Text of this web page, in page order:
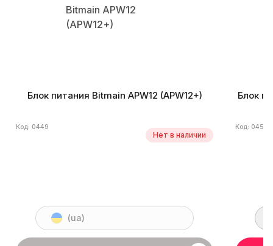
Блок питания Bitmain APW12 (APW12+)
Код: 0449
Нет в наличии
(ua)
Блок
Код: 0454